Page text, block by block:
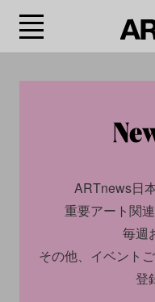
#アンナ
ヤ/Anna
ARTnews日
重要アート関
毎週
その他、イベント
登